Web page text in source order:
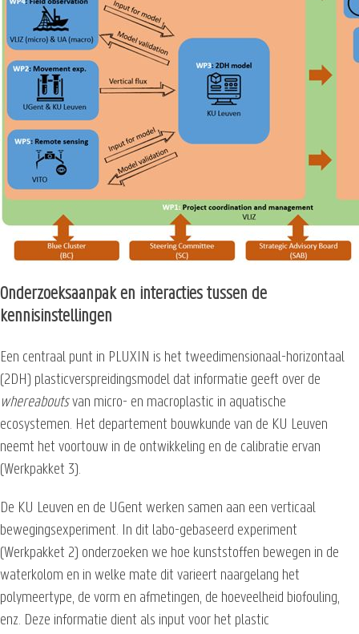
Onderzoeksaanpak en interacties tussen de
kennisinstellingen
Een centraal punt in PLUXIN is het tweedimensionaal-horizontaal
(2DH) plasticverspreidingsmodel dat informatie geeft over de
whereaboutsvan micro- en macroplastic in aquatische
ecosystemen. Het departement bouwkunde van de KU Leuven
neemt het voortouw in de ontwikkeling en de calibratie ervan
(Werkpakket 3).
De KU Leuven en de UGent werken samen aan een verticaal
bewegingsexperiment. In dit labo-gebaseerd experiment
(Werkpakket 2) onderzoeken we hoe kunststoffen bewegen in de
waterkolom en in welke mate dit varieert naargelang het
polymeertype, de vorm en afmetingen, de hoeveelheid biofouling,
enz. Deze informatie dient als input voor het plastic